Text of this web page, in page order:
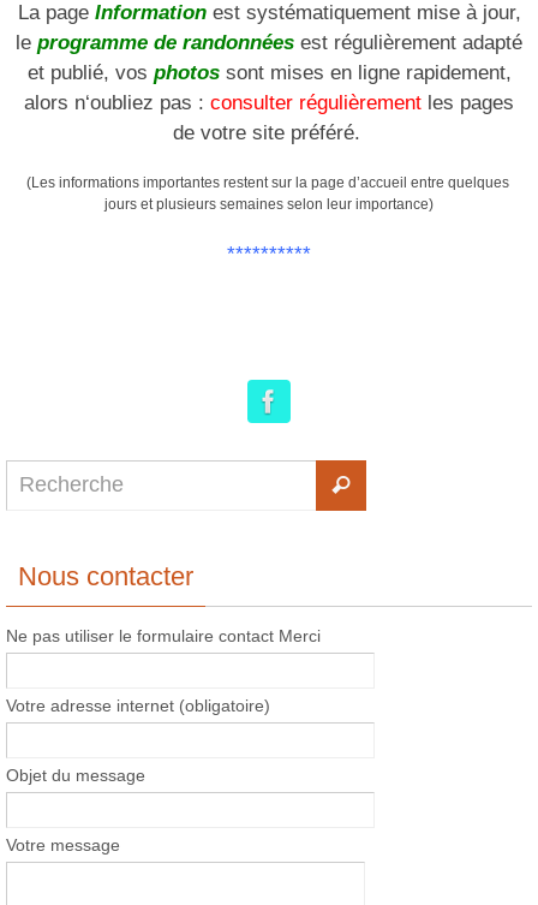
La page Informationest systématiquement mise à jour,
le programme de randonnées est régulièrement adapté
et publié, vos photossont mises en ligne rapidement,
alors n‘oubliez pas : consulter régulièrement les pages
de votre site préféré.
(Les informations importantes restent sur la page d’accueil entre quelques
jours et plusieurs semaines selon leur importance)
**********
Nous contacter
Ne pas utiliser le formulaire contact Merci
Votre adresse internet (obligatoire)
Objet du message
Votre message